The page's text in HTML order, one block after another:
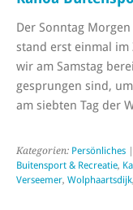
Der Sonntag
stand erst einmal im
wir am Samstag
gesprungen sind,
am siebten Tag der
Kategorien: Persönliches
Buitensport & Recreatie,
Verseemer, Wolphaartsdijk,